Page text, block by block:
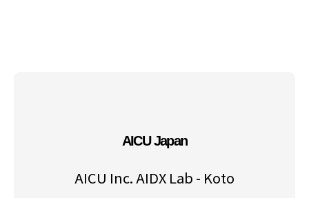
AICU Japan
AICU Inc. AIDX Lab - Koto